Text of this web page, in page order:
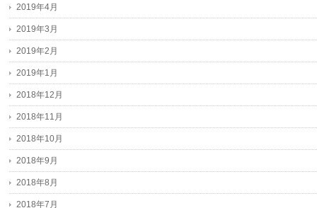
2019年4月
2019年3月
2019年2月
2019年1月
2018年12月
2018年11月
2018年10月
2018年9月
2018年8月
2018年7月